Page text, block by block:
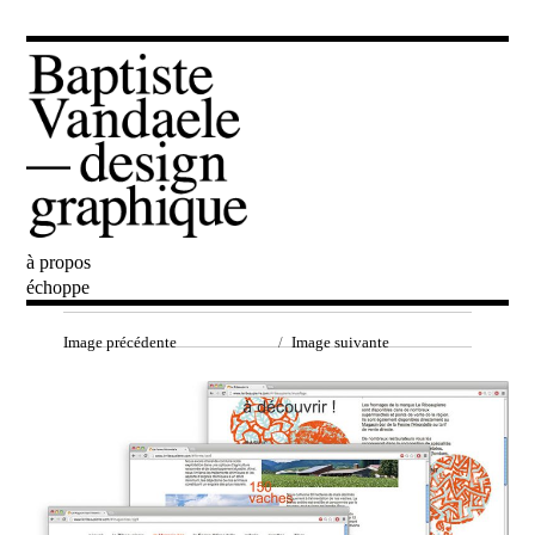
Baptiste Vandaele
à propos
échoppe
Image précédente Image suivante